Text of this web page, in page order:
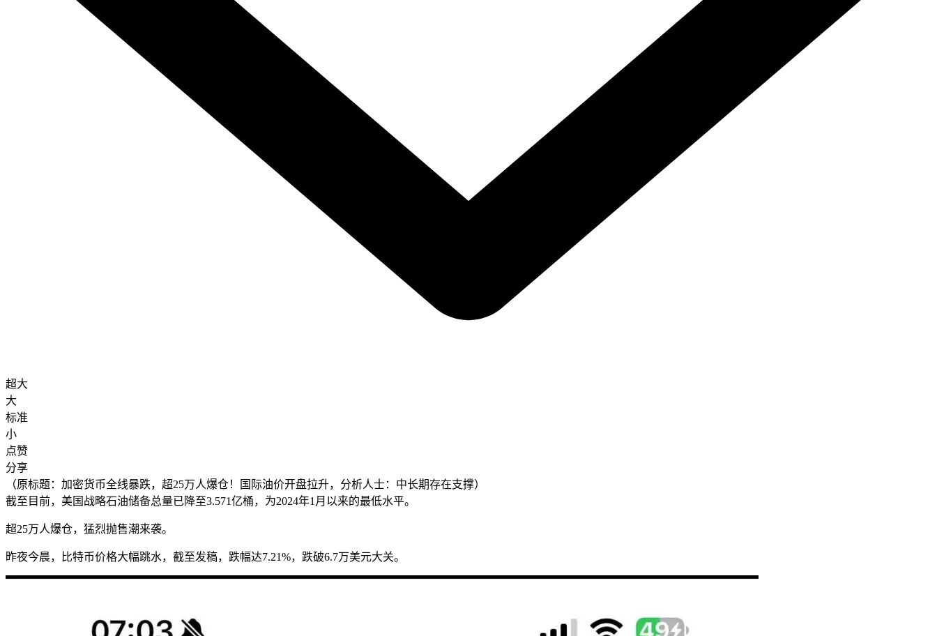
超大
大
标准
小
点赞
分享
（原标题：加密货币全线暴跌，超25万人爆仓！国际油价开盘拉升，分析人士：中长期存在支撑）
截至目前，美国战略石油储备总量已降至3.571亿桶，为2024年1月以来的最低水平。
超25万人爆仓，猛烈抛售潮来袭。
昨夜今晨，比特币价格大幅跳水，截至发稿，跌幅达7.21%，跌破6.7万美元大关。